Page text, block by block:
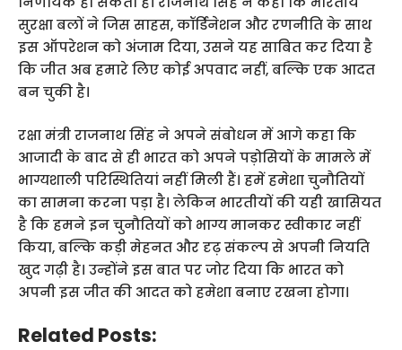
सुरक्षा बलों ने जिस साहस, कॉर्डिनेशन और रणनीति के साथ
इस ऑपरेशन को अंजाम दिया, उसने यह साबित कर दिया है
कि जीत अब हमारे लिए कोई अपवाद नहीं, बल्कि एक आदत
बन चुकी है।
रक्षा मंत्री राजनाथ सिंह ने अपने संबोधन में आगे कहा कि
आजादी के बाद से ही भारत को अपने पड़ोसियों के मामले में
भाग्यशाली परिस्थितियां नहीं मिली हैं। हमें हमेशा चुनौतियों
का सामना करना पड़ा है। लेकिन भारतीयों की यही खासियत
है कि हमने इन चुनौतियों को भाग्य मानकर स्वीकार नहीं
किया, बल्कि कड़ी मेहनत और दृढ़ संकल्प से अपनी नियति
खुद गढ़ी है। उन्होंने इस बात पर जोर दिया कि भारत को
अपनी इस जीत की आदत को हमेशा बनाए रखना होगा।
Related Posts: